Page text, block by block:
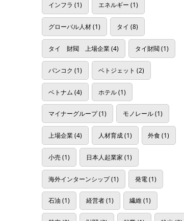
インフラ (1) エネルギー (1)
グローバル人材(1) タイ (8)
タイ 財閥 上場企業(4) タイ財閥(1)
バンコク (1) ベトジェット (2)
ベトナム (4) ホテル(1)
マイナーグループ(1) モノレール(1)
上場企業(4) 人材育成(1) 外食(1)
小売(1) 日本人起業家 (1)
海外インターンシップ(1) 発電(1)
石油 (1) 経営者(1) 繊維(1)